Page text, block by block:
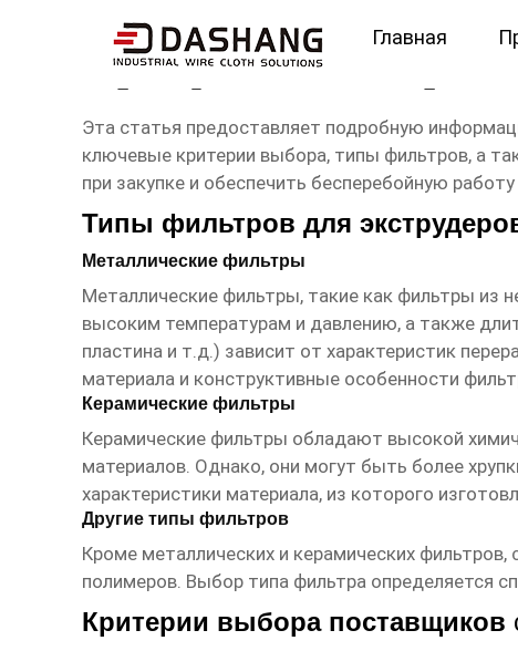
Главная
сертификат Фильтры
Эта статья предоставляет подробную
ключевые критерии выбора, типы фильтров, а
при закупке и обеспечить бесперебойную
Типы фильтров для
Металлические фильтры
Металлические фильтры, такие как фильтры из
высоким температурам и давлению, а также
пластина и т.д.) зависит от характеристик
материала и конструктивные особенности
Керамические фильтры
Керамические фильтры обладают высокой
материалов. Однако, они могут быть более
характеристики материала, из которого
Другие типы фильтров
Кроме металлических и керамических
полимеров. Выбор типа фильтра определяется
Критерии выбора поставщиков